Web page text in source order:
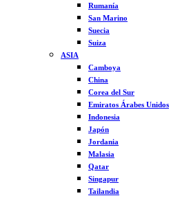
Rumanía
San Marino
Suecia
Suiza
ASIA
Camboya
China
Corea del Sur
Emiratos Árabes Unidos
Indonesia
Japón
Jordania
Malasia
Qatar
Singapur
Tailandia